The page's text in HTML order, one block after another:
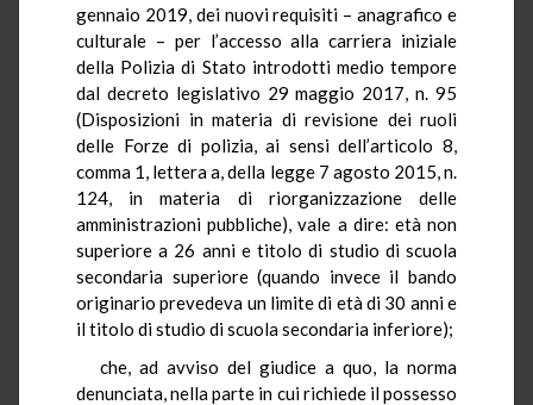
gennaio 2019, dei nuovi requisiti – anagrafico e
culturale – per l’accesso alla carriera iniziale
della Polizia di Stato introdotti medio tempore
dal decreto legislativo 29 maggio 2017, n. 95
(Disposizioni in materia di revisione dei ruoli
delle Forze di polizia, ai sensi dell’articolo 8,
comma 1, lettera a, della legge 7 agosto 2015, n.
124, in materia di riorganizzazione delle
amministrazioni pubbliche), vale a dire: età non
superiore a 26 anni e titolo di studio di scuola
secondaria superiore (quando invece il bando
originario prevedeva un limite di età di 30 anni e
il titolo di studio di scuola secondaria inferiore);
che, ad avviso del giudice a quo, la norma
denunciata, nella parte in cui richiede il possesso